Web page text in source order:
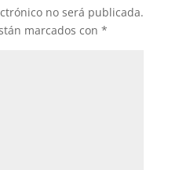
no será publicada.
marcados con *